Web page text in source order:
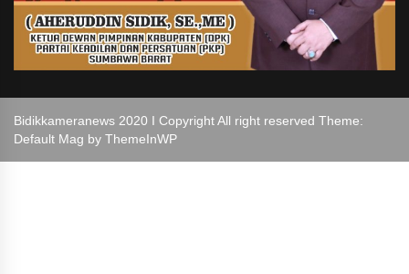
Bidikkameranews 2020 I Copyright All right reserved Theme:
Default Mag by ThemeInWP